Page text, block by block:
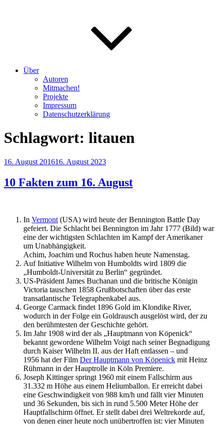
Über
Autoren
Mitmachen!
Projekte
Impressum
Datenschutzerklärung
Schlagwort: litauen
Veröffentlicht
16. August 201616. August 2023
10 Fakten zum 16. August
In Vermont (USA) wird heute der Bennington Battle Day
gefeiert. Die Schlacht bei Bennington im Jahr 1777 (Bild) war
eine der wichtigsten Schlachten im Kampf der Amerikaner
um Unabhängigkeit.
Achim, Joachim und Rochus haben heute Namenstag.
Auf Initiative Wilhelm von Humboldts wird 1809 die
„Humboldt-Universität zu Berlin“ gegründet.
US-Präsident James Buchanan und die britische Königin
Victoria tauschen 1858 Grußbotschaften über das erste
transatlantische Telegraphenkabel aus.
George Carmack findet 1896 Gold im Klondike River,
wodurch in der Folge ein Goldrausch ausgelöst wird, der zu
den berühmtesten der Geschichte gehört.
Im Jahr 1908 wird der als „Hauptmann von Köpenick“
bekannt gewordene Wilhelm Voigt nach seiner Begnadigung
durch Kaiser Wilhelm II. aus der Haft entlassen – und
1956 hat der Film Der Hauptmann von Köpenick mit Heinz
Rühmann in der Hauptrolle in Köln Premiere.
Joseph Kittinger springt 1960 mit einem Fallschirm aus
31.332 m Höhe aus einem Heliumballon. Er erreicht dabei
eine Geschwindigkeit von 988 km/h und fällt vier Minuten
und 36 Sekunden, bis sich in rund 5.500 Meter Höhe der
Hauptfallschirm öffnet. Er stellt dabei drei Weltrekorde auf,
von denen einer heute noch unübertroffen ist: vier Minuten